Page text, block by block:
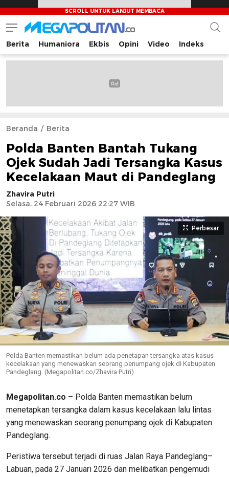
Megapolitan.co
Menyajikan berita-berita fakta bagi pembaca
Berita Humaniora Ekbis Opini Video Indeks
Beranda Berita
Polda Banten Bantah Tukang
Ojek Sudah Jadi Tersangka Kasus
Kecelakaan Maut di Pandeglang
Zhavira Putri
Selasa, 24 Februari 2026 22:27 WIB
Perbesar
Polda Banten memastikan belum ada penetapan tersangka atas kasus
kecelakaan yang menewaskan seorang penumpang ojek di Kabupaten
Pandeglang. (Megapolitan.co/Zhavira Putri)
Megapolitan.co – Polda Banten memastikan belum
menetapkan tersangka dalam kasus kecelakaan lalu lintas
yang menewaskan seorang penumpang ojek di Kabupaten
Pandeglang.
Peristiwa tersebut terjadi di ruas Jalan Raya Pandeglang–
Labuan, pada 27 Januari 2026 dan melibatkan pengemudi